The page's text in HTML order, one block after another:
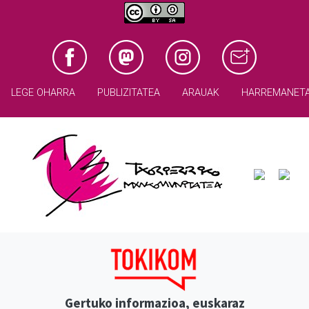
LEGE OHARRA PUBLIZITATEA ARAUAK
Gertuko informazioa, euskaraz